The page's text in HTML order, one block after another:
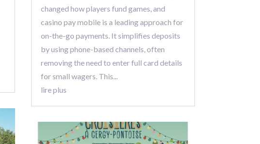
changed how players fund games, and
casino pay mobile is a leading approach for
on-the-go payments. It simplifies deposits
by using phone-based channels, often
removing the need to enter full card details
for small wagers. This...
lire plus